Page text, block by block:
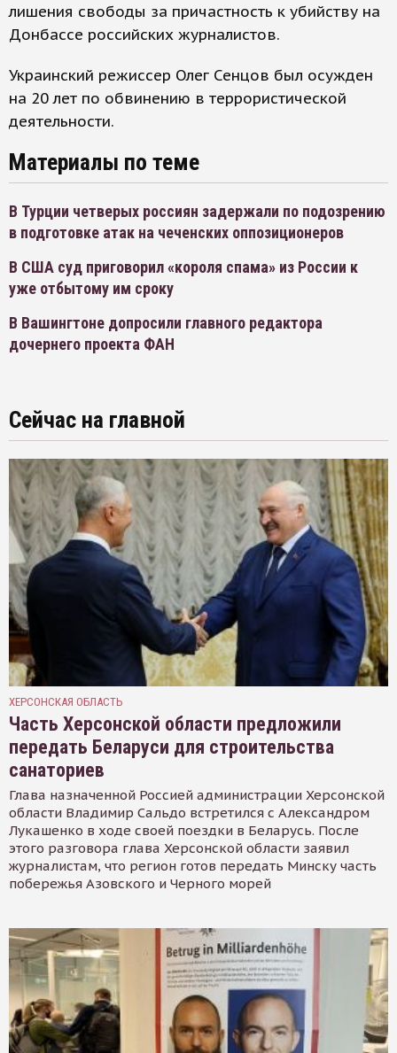
лишения свободы за причастность к убийству на
Донбассе российских журналистов.
Украинский режиссер Олег Сенцов был осужден
на 20 лет по обвинению в террористической
деятельности.
Материалы по теме
В Турции четверых россиян задержали по подозрению
в подготовке атак на чеченских оппозиционеров
В США суд приговорил «короля спама» из России к
уже отбытому им сроку
В Вашингтоне допросили главного редактора
дочернего проекта ФАН
Сейчас на главной
ХЕРСОНСКАЯ ОБЛАСТЬ
Часть Херсонской области предложили
передать Беларуси для строительства
санаториев
Глава назначенной Россией администрации Херсонской
области Владимир Сальдо встретился с Александром
Лукашенко в ходе своей поездки в Беларусь. После
этого разговора глава Херсонской области заявил
журналистам, что регион готов передать Минску часть
побережья Азовского и Черного морей